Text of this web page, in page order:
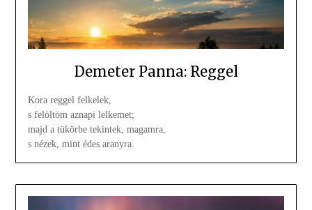
Demeter Panna: Reggel
Kora reggel felkelek,
s felöltöm aznapi lelkemet;
majd a tükörbe tekintek, magamra,
s nézek, mint édes aranyra.